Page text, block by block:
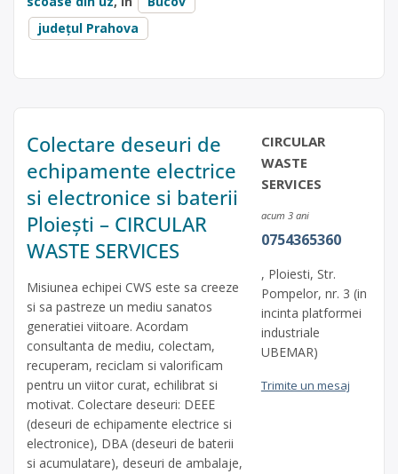
județul Prahova
Colectare deseuri de
echipamente electrice
si electronice si baterii
Ploiești – CIRCULAR
WASTE SERVICES
Misiunea echipei CWS este sa creeze
si sa pastreze un mediu sanatos
generatiei viitoare. Acordam
consultanta de mediu, colectam,
recuperam, reciclam si valorificam
pentru un viitor curat, echilibrat si
motivat. Colectare deseuri: DEEE
(deseuri de echipamente electrice si
electronice), DBA (deseuri de baterii
si acumulatare), deseuri de ambalaje,
CIRCULAR
WASTE
SERVICES
acum 3 ani
0754365360
, Ploiesti, Str.
Pompelor, nr. 3 (in
incinta platformei
industriale
UBEMAR)
Trimite un mesaj